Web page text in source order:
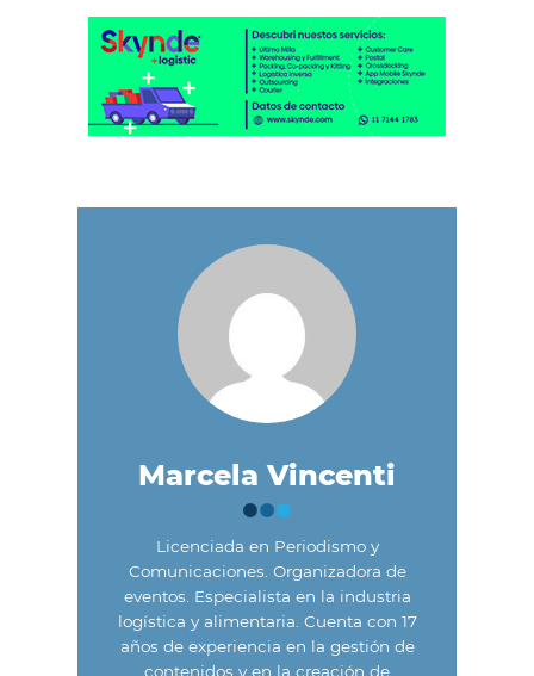
Marcela Vincenti
Licenciada en Periodismo y
Comunicaciones. Organizadora de
eventos. Especialista en la industria
logística y alimentaria. Cuenta con 17
años de experiencia en la gestión de
contenidos y en la creación de